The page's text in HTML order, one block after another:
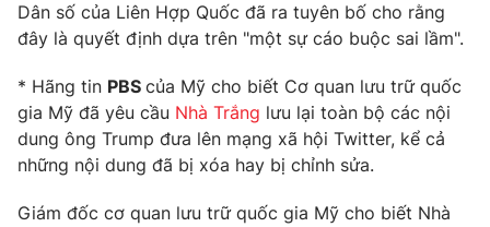
VTV4 Vươn mình bằng AI
VTV9 VTV8
Liên hệ tòa soạn English
Dân số của Liên Hợp Quốc đã ra tuyên bố cho rằng
đây là quyết định dựa trên "một sự cáo buộc sai lầm".
* Hãng tin PBS của Mỹ cho biết Cơ quan lưu trữ quốc
gia Mỹ đã yêu cầu Nhà Trắng lưu lại toàn bộ các nội
dung ông Trump đưa lên mạng xã hội Twitter, kể cả
những nội dung đã bị xóa hay bị chỉnh sửa.
Giám đốc cơ quan lưu trữ quốc gia Mỹ cho biết Nhà